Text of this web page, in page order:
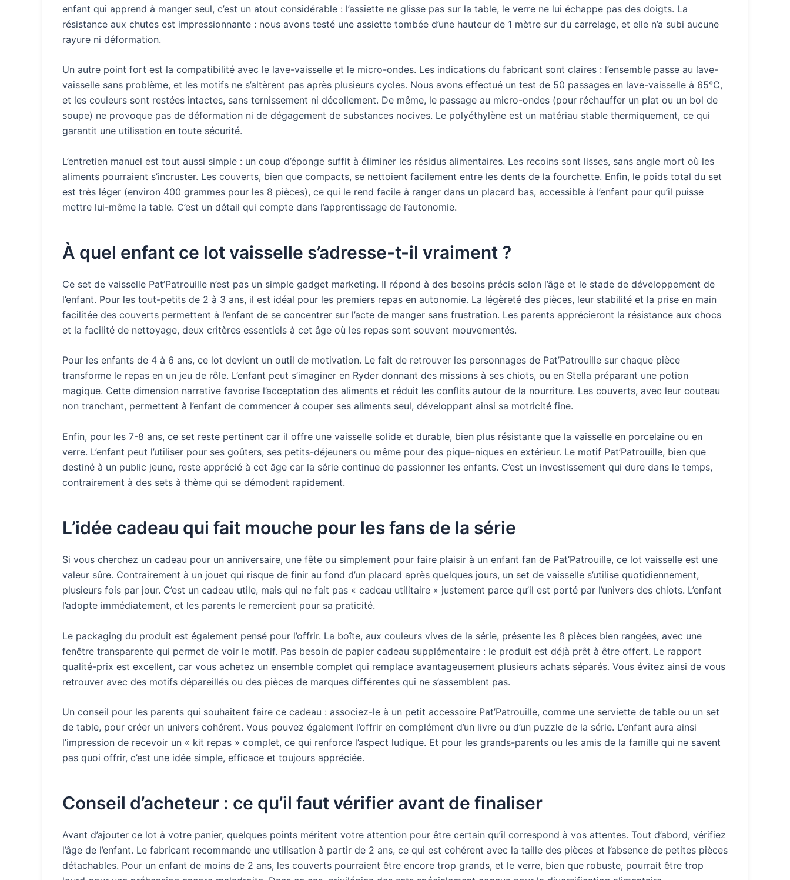
enfant qui apprend à manger seul, c’est un atout considérable : l’assiette ne glisse pas sur la table, le verre ne lui échappe pas des doigts. La
résistance aux chutes est impressionnante : nous avons testé une assiette tombée d’une hauteur de 1 mètre sur du carrelage, et elle n’a subi aucune
rayure ni déformation.
Un autre point fort est la compatibilité avec le lave-vaisselle et le micro-ondes. Les indications du fabricant sont claires : l’ensemble passe au lave-
vaisselle sans problème, et les motifs ne s’altèrent pas après plusieurs cycles. Nous avons effectué un test de 50 passages en lave-vaisselle à 65°C,
et les couleurs sont restées intactes, sans ternissement ni décollement. De même, le passage au micro-ondes (pour réchauffer un plat ou un bol de
soupe) ne provoque pas de déformation ni de dégagement de substances nocives. Le polyéthylène est un matériau stable thermiquement, ce qui
garantit une utilisation en toute sécurité.
L’entretien manuel est tout aussi simple : un coup d’éponge suffit à éliminer les résidus alimentaires. Les recoins sont lisses, sans angle mort où les
aliments pourraient s’incruster. Les couverts, bien que compacts, se nettoient facilement entre les dents de la fourchette. Enfin, le poids total du set
est très léger (environ 400 grammes pour les 8 pièces), ce qui le rend facile à ranger dans un placard bas, accessible à l’enfant pour qu’il puisse
mettre lui-même la table. C’est un détail qui compte dans l’apprentissage de l’autonomie.
À quel enfant ce lot vaisselle s’adresse-t-il vraiment ?
Ce set de vaisselle Pat’Patrouille n’est pas un simple gadget marketing. Il répond à des besoins précis selon l’âge et le stade de développement de
l’enfant. Pour les tout-petits de 2 à 3 ans, il est idéal pour les premiers repas en autonomie. La légèreté des pièces, leur stabilité et la prise en main
facilitée des couverts permettent à l’enfant de se concentrer sur l’acte de manger sans frustration. Les parents apprécieront la résistance aux chocs
et la facilité de nettoyage, deux critères essentiels à cet âge où les repas sont souvent mouvementés.
Pour les enfants de 4 à 6 ans, ce lot devient un outil de motivation. Le fait de retrouver les personnages de Pat’Patrouille sur chaque pièce
transforme le repas en un jeu de rôle. L’enfant peut s’imaginer en Ryder donnant des missions à ses chiots, ou en Stella préparant une potion
magique. Cette dimension narrative favorise l’acceptation des aliments et réduit les conflits autour de la nourriture. Les couverts, avec leur couteau
non tranchant, permettent à l’enfant de commencer à couper ses aliments seul, développant ainsi sa motricité fine.
Enfin, pour les 7-8 ans, ce set reste pertinent car il offre une vaisselle solide et durable, bien plus résistante que la vaisselle en porcelaine ou en
verre. L’enfant peut l’utiliser pour ses goûters, ses petits-déjeuners ou même pour des pique-niques en extérieur. Le motif Pat’Patrouille, bien que
destiné à un public jeune, reste apprécié à cet âge car la série continue de passionner les enfants. C’est un investissement qui dure dans le temps,
contrairement à des sets à thème qui se démodent rapidement.
L’idée cadeau qui fait mouche pour les fans de la série
Si vous cherchez un cadeau pour un anniversaire, une fête ou simplement pour faire plaisir à un enfant fan de Pat’Patrouille, ce lot vaisselle est une
valeur sûre. Contrairement à un jouet qui risque de finir au fond d’un placard après quelques jours, un set de vaisselle s’utilise quotidiennement,
plusieurs fois par jour. C’est un cadeau utile, mais qui ne fait pas « cadeau utilitaire » justement parce qu’il est porté par l’univers des chiots. L’enfant
l’adopte immédiatement, et les parents le remercient pour sa praticité.
Le packaging du produit est également pensé pour l’offrir. La boîte, aux couleurs vives de la série, présente les 8 pièces bien rangées, avec une
fenêtre transparente qui permet de voir le motif. Pas besoin de papier cadeau supplémentaire : le produit est déjà prêt à être offert. Le rapport
qualité-prix est excellent, car vous achetez un ensemble complet qui remplace avantageusement plusieurs achats séparés. Vous évitez ainsi de vous
retrouver avec des motifs dépareillés ou des pièces de marques différentes qui ne s’assemblent pas.
Un conseil pour les parents qui souhaitent faire ce cadeau : associez-le à un petit accessoire Pat’Patrouille, comme une serviette de table ou un set
de table, pour créer un univers cohérent. Vous pouvez également l’offrir en complément d’un livre ou d’un puzzle de la série. L’enfant aura ainsi
l’impression de recevoir un « kit repas » complet, ce qui renforce l’aspect ludique. Et pour les grands-parents ou les amis de la famille qui ne savent
pas quoi offrir, c’est une idée simple, efficace et toujours appréciée.
Conseil d’acheteur : ce qu’il faut vérifier avant de finaliser
Avant d’ajouter ce lot à votre panier, quelques points méritent votre attention pour être certain qu’il correspond à vos attentes. Tout d’abord, vérifiez
l’âge de l’enfant. Le fabricant recommande une utilisation à partir de 2 ans, ce qui est cohérent avec la taille des pièces et l’absence de petites pièces
détachables. Pour un enfant de moins de 2 ans, les couverts pourraient être encore trop grands, et le verre, bien que robuste, pourrait être trop